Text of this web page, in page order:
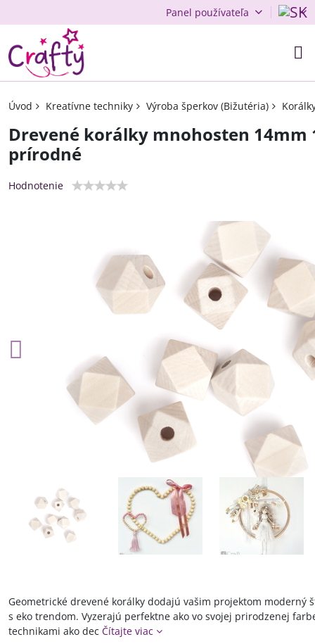
Panel používateľa
Úvod Kreatívne techniky Výroba šperkov (Bižutéria)
Drevené korálky mnohosten 14mm
prírodné
Hodnotenie
Geometrické drevené korálky dodajú vašim projektom moderný
s eko trendom. Vyzerajú perfektne ako vo svojej prirodzenej
technikami ako dec Čítajte viac